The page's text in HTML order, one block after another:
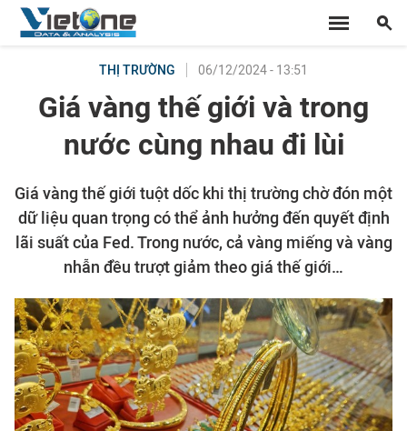
THỊ TRƯỜNG 06/12/2024 - 13:51
Giá vàng thế giới và trong
nước cùng nhau đi lùi
Giá vàng thế giới tuột dốc khi thị trường chờ đón một
dữ liệu quan trọng có thể ảnh hưởng đến quyết định
lãi suất của Fed. Trong nước, cả vàng miếng và vàng
nhẫn đều trượt giảm theo giá thế giới…